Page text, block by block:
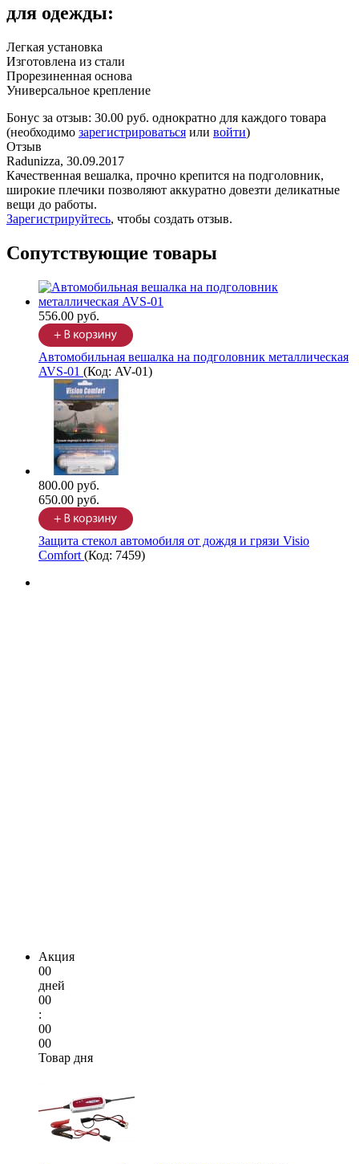
для одежды:
Легкая установка
Изготовлена из стали
Прорезиненная основа
Универсальное крепление
Бонус за отзыв: 30.00 руб. однократно для каждого товара
(необходимо зарегистрироваться или войти)
Отзыв
Radunizza, 30.09.2017
Качественная вешалка, прочно крепится на подголовник,
широкие плечики позволяют аккуратно довезти деликатные
вещи до работы.
Зарегистрируйтесь, чтобы создать отзыв.
Сопутствующие товары
556.00 руб.
Автомобильная вешалка на подголовник металлическая
AVS-01 (Код: AV-01)
800.00 руб.
650.00 руб.
Защита стекол автомобиля от дождя и грязи Visio
Comfort (Код: 7459)
Акция
00
дней
00
:
00
00
Товар дня